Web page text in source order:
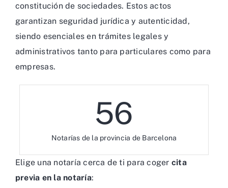
constitución de sociedades. Estos actos
garantizan seguridad jurídica y autenticidad,
siendo esenciales en trámites legales y
administrativos tanto para particulares como para
empresas.
56
Notarías de la provincia de Barcelona
Elige una notaría cerca de ti para coger cita
previa en la notaría: